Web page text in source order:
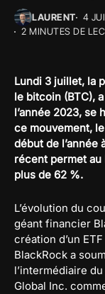
LAURENT
4
2 MINUTES DE
Lundi 3 juillet, la
le bitcoin (BTC),
l’année 2023, se
ce mouvement,
début de l’année
récent permet au
plus de 62 %.
L’évolution du
géant financier
création d’un
BlackRock a
l’intermédiaire
Global Inc.